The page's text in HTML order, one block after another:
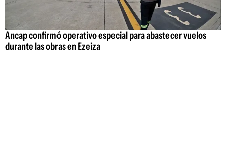
Ancap confirmó operativo especial para abastecer vuelos
durante las obras en Ezeiza